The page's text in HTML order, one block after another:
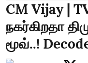
CM Vijay |
நகர்கிறதா
மூவ்..!